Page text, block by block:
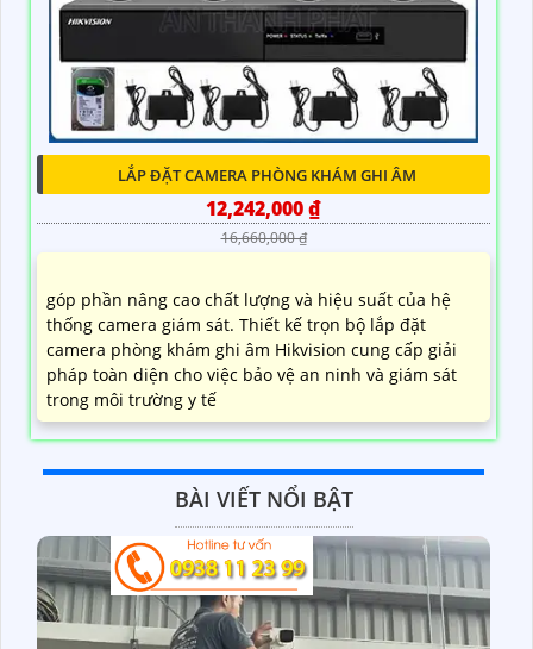
LẮP ĐẶT CAMERA PHÒNG KHÁM GHI ÂM
12,242,000 ₫
16,660,000 ₫
góp phần nâng cao chất lượng và hiệu suất của hệ
thống camera giám sát. Thiết kế trọn bộ lắp đặt
camera phòng khám ghi âm Hikvision cung cấp giải
pháp toàn diện cho việc bảo vệ an ninh và giám sát
trong môi trường y tế
BÀI VIẾT NỔI BẬT